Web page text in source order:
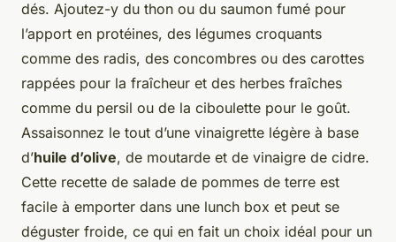
dés. Ajoutez-y du thon ou du saumon fumé pour
l’apport en protéines, des légumes croquants
comme des radis, des concombres ou des carottes
rappées pour la fraîcheur et des herbes fraîches
comme du persil ou de la ciboulette pour le goût.
Assaisonnez le tout d’une vinaigrette légère à base
d’huile d’olive, de moutarde et de vinaigre de cidre.
Cette recette de salade de pommes de terre est
facile à emporter dans une lunch box et peut se
déguster froide, ce qui en fait un choix idéal pour un